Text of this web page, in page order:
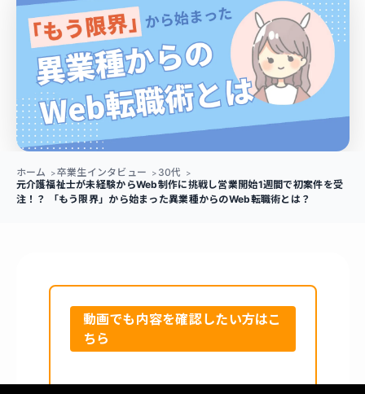
ホーム 卒業生インタビュー
30代
元介護福祉士が未経験からWeb制作に挑戦し営業開始1週間で初案件を受
注！？ 「もう限界」から始まった異業種からのWeb転職術とは？
動画でも内容を確認したい方はこ
ちら